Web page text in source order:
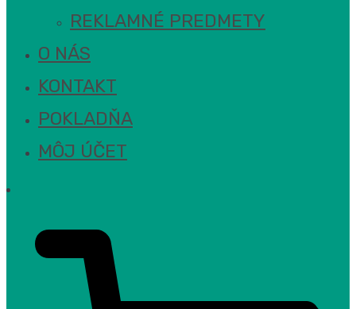
REKLAMNÉ PREDMETY
O NÁS
KONTAKT
POKLADŇA
MÔJ ÚČET